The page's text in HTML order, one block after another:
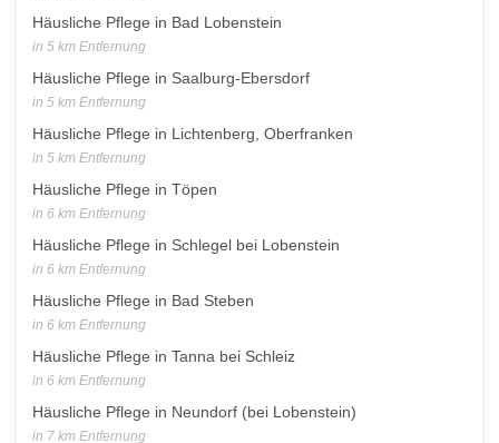
Häusliche Pflege in Bad Lobenstein
in 5 km Entfernung
Häusliche Pflege in Saalburg-Ebersdorf
in 5 km Entfernung
Häusliche Pflege in Lichtenberg, Oberfranken
in 5 km Entfernung
Häusliche Pflege in Töpen
in 6 km Entfernung
Häusliche Pflege in Schlegel bei Lobenstein
in 6 km Entfernung
Häusliche Pflege in Bad Steben
in 6 km Entfernung
Häusliche Pflege in Tanna bei Schleiz
in 6 km Entfernung
Häusliche Pflege in Neundorf (bei Lobenstein)
in 7 km Entfernung